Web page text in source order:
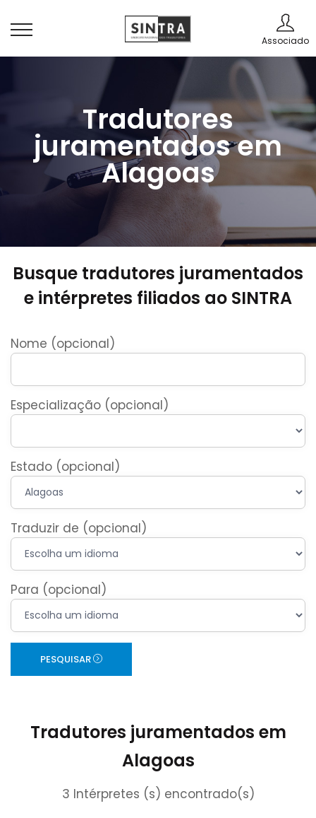
Associado
Tradutores
juramentados em
Alagoas
Busque tradutores juramentados
e intérpretes filiados ao SINTRA
Nome (opcional)
Especialização (opcional)
Estado (opcional)
Traduzir de (opcional)
Para (opcional)
PESQUISAR
Tradutores juramentados em
Alagoas
3 Intérpretes (s) encontrado(s)